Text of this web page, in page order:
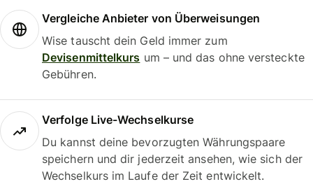
Vergleiche Anbieter von Überweisungen
Wise tauscht dein Geld immer zum
Devisenmittelkurs um – und das ohne versteckte
Gebühren.
Verfolge Live-Wechselkurse
Du kannst deine bevorzugten Währungspaare
speichern und dir jederzeit ansehen, wie sich der
Wechselkurs im Laufe der Zeit entwickelt.